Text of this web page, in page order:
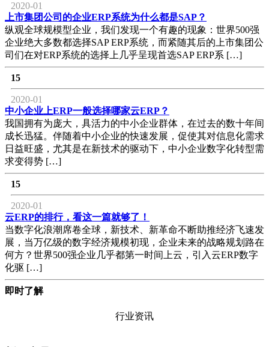
2020-01
上市集团公司的企业ERP系统为什么都是SAP？
纵观全球规模型企业，我们发现一个有趣的现象：世界500强
企业绝大多数都选择SAP ERP系统，而紧随其后的上市集团公
司们在对ERP系统的选择上几乎呈现首选SAP ERP系 […]
15
2020-01
中小企业上ERP一般选择哪家云ERP？
我国拥有为庞大，具活力的中小企业群体，在过去的数十年间
成长迅猛。伴随着中小企业的快速发展，促使其对信息化需求
日益旺盛，尤其是在新技术的驱动下，中小企业数字化转型需
求变得势 […]
15
2020-01
云ERP的排行，看这一篇就够了！
当数字化浪潮席卷全球，新技术、新革命不断助推经济飞速发
展，当万亿级的数字经济规模初现，企业未来的战略规划路在
何方？世界500强企业几乎都第一时间上云，引入云ERP数字
化驱 […]
即时了解
行业资讯